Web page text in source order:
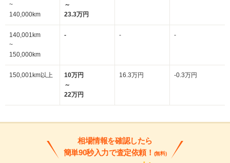
~
140,000km
～
23.3万円
140,001km
~
150,000km
- - -
150,001km以上
10万円
～
22万円
16.3万円 -0.3万円
相場情報を確認したら
簡単90秒入力で査定依頼！ (無料)